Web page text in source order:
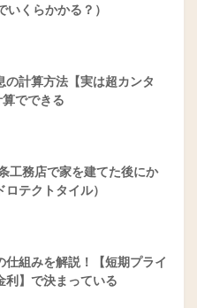
くらかかる？）
の計算方法【実は超カンタ
でできる
工務店で家を建てた後にか
テクトタイル）
仕組みを解説！【短期プライ
利】で決まっている